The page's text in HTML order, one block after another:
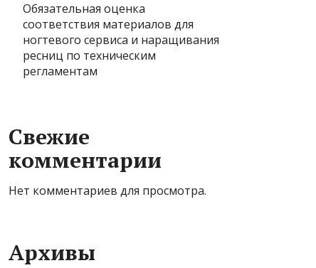
Обязательная оценка
соответствия материалов для
ногтевого сервиса и наращивания
ресниц по техническим
регламентам
Свежие
комментарии
Нет комментариев для просмотра.
Архивы